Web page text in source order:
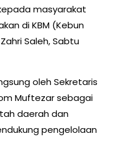
masyarakat
di KBM (Kebun
Saleh, Sabtu
oleh Sekretaris
Muftezar sebagai
daerah dan
pengelolaan